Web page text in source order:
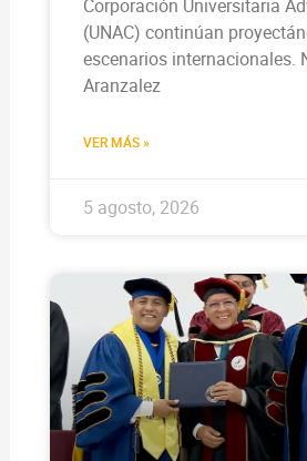
Corporación Universitaria
(UNAC) continúan
escenarios internacionales.
Aranzalez
VER MÁS »
5 agosto, 2026